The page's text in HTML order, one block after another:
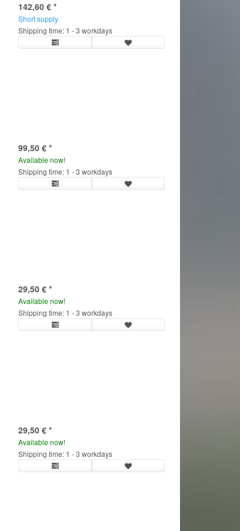
142,60 € *
Short supply
Shipping time: 1 - 3 workdays
99,50 € *
Available now!
Shipping time: 1 - 3 workdays
29,50 € *
Available now!
Shipping time: 1 - 3 workdays
29,50 € *
Available now!
Shipping time: 1 - 3 workdays